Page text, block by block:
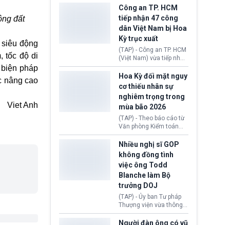
đất
động
tốc độ di
pháp
nâng cao
Viet Anh
giới lùi sâu xuống dưới
mức 80 USD/thùng.
tại Vương quốc Anh đã
chính thức quay trở lại.
Học bổng Chevening
2027/28 của Chính phủ
Anh vừa mở cổng ứng
tuyển dành riêng ứng
viên Việt Nam, hỗ trợ
toàn bộ chi phí học tập
cùng nhiều quyền lợi
trong suốt một năm
học.
Công an TP. HCM
tiếp nhận 47 công
dân Việt Nam bị Hoa
Kỳ trục xuất
(TAP) - Công an TP. HCM
(Việt Nam) vừa tiếp nhận
47 công dân Việt Nam bị
Hoa Kỳ trục xuất về
nước. Đây là đợt có số
lượng lớn nhất từ đầu
năm 2026 đến nay, phản
ánh xu hướng gia tăng
các trường hợp trục
xuất.
Hoa Kỳ đối mặt nguy
cơ thiếu nhân sự
nghiêm trọng trong
mùa bão 2026
(TAP) - Theo báo cáo từ
Văn phòng Kiểm toán
Chính phủ (GAO), Cơ
quan Quản lý Khẩn cấp
Liên bang (FEMA) thuộc
Bộ An ninh Nội địa Hoa
Kỳ (DHS) đang đối mặt
nguy cơ thiếu hụt lực
lượng trầm trọng. Điều
này cần được đặc biệt
chú ý bởi nếu các siêu
bão đổ bộ Hoa Kỳ ở nửa
Nhiều nghị sĩ GOP
không đồng tình
việc ông Todd
Blanche làm Bộ
trưởng DOJ
(TAP) - Ủy ban Tư pháp
Thượng viện vừa thông
qua đề cử ông Todd
Blanche làm Bộ trưởng
Người đàn ông có vũ